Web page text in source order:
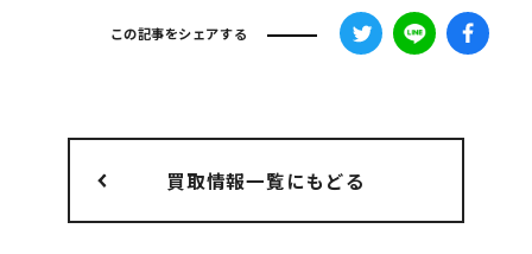
この記事をシェアする
買取情報一覧にもどる